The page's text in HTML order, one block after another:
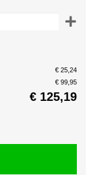
€ 25,24
€ 99,95
€ 125,19